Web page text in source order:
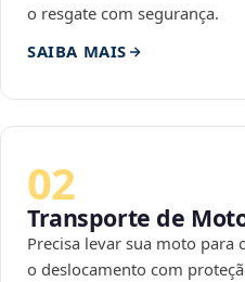
o resgate com segurança.
SAIBA MAIS
02
Transporte de
Precisa levar sua moto para
o deslocamento com